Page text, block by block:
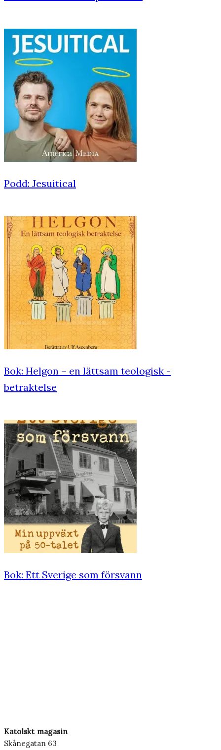
Podd: Jesuitical
Bok: Helgon – en lättsam teologisk ­
betraktelse
Bok: Ett Sverige som försvann
Katolskt magasin
Skånegatan 63